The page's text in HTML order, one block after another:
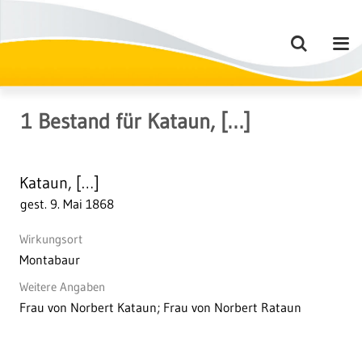
1 Bestand für Kataun, […]
Kataun, […]
gest. 9. Mai 1868
Wirkungsort
Montabaur
Weitere Angaben
Frau von Norbert Kataun; Frau von Norbert Rataun